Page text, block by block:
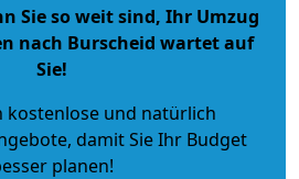
Sie so weit sind, Ihr Umzug
nach Burscheid wartet auf
Sie!
kostenlose und natürlich
, damit Sie Ihr Budget
planen!